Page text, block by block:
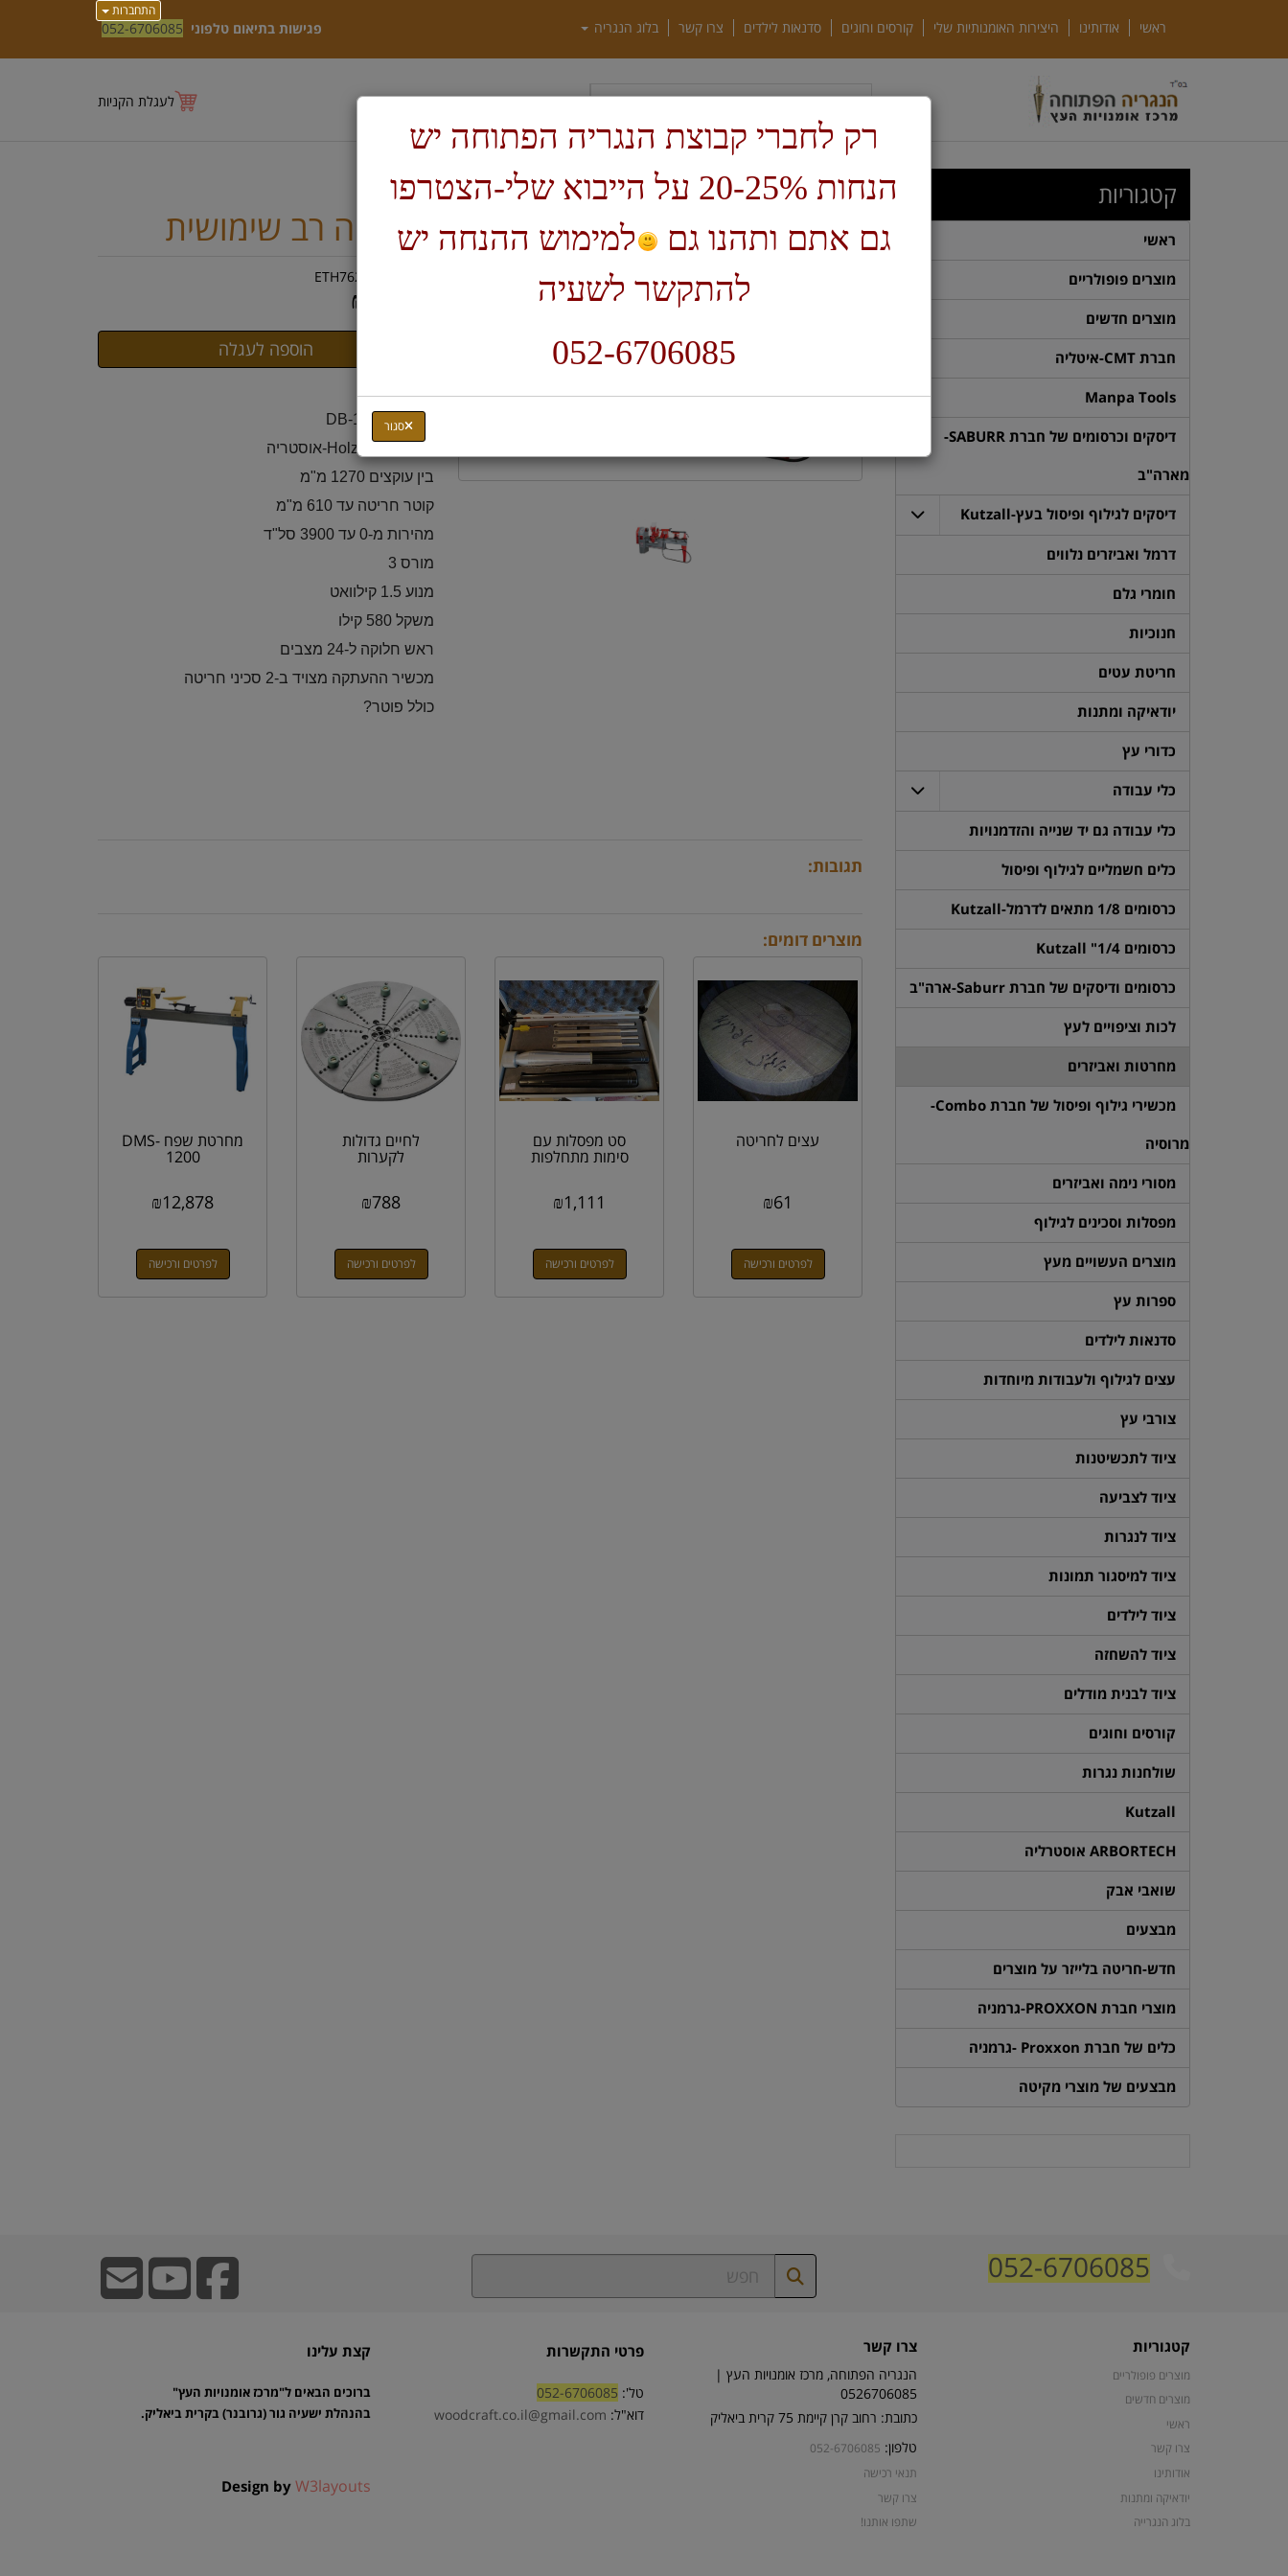
התחברות
ראשי אודותינו היצירות האומנותיות שלי קורסים וחוגים סדנאות לילדים צרו קשר בלוג הנגריה פגישות בתיאום טלפוני 052-6706085
חיפוש לעגלת הקניות
דף בית מחרטות ואביזרים
מחרטה רב שימושית
ETH7620ZVE
₪
מודל DB-1222p
בין עוקצים 1270 מ"מ
קוטר חריטה עד 610 מ"מ
מהירות מ-0 עד 3900 סל"ד
מורס 3
מנוע 1.5 קילוואט
משקל 580 קילו
ראש חלוקה ל-24 מצבים
מכשיר ההעתקה מצויד ב-2 סכיני חריטה
כולל פוטר?
תגובות:
מוצרים דומים:
עצים לחריטה
₪61
לפרטים ורכישה
סט מפסלות עם
סימות מתחלפות
₪1,111
לפרטים ורכישה
לחיים גדולות
לקערות
₪788
לפרטים ורכישה
מחרטת שפח DMS-
1200
₪12,878
לפרטים ורכישה
קטגוריות
ראשי
מוצרים פופולריים
מוצרים חדשים
חברת CMT-איטליה
Manpa Tools
דיסקים וכרסומים של חברת SABURR-
מארה"ב
דיסקים לגילוף ופיסול בעץ-Kutzall
דרמל ואביזרים נלווים
חומרי גלם
חנוכיות
חריטת עטים
יודאיקה ומתנות
כדורי עץ
כלי עבודה
כלי עבודה גם יד שנייה והזדמנויות
כלים חשמליים לגילוף ופיסול
כרסומים 1/8 מתאים לדרמל-Kutzall
כרסומים 1/4" Kutzall
כרסומים ודיסקים של חברת Saburr-ארה"ב
לכות וציפויים לעץ
מחרטות ואביזרים
מכשירי גילוף ופיסול של חברת Combo-
מרוסיה
מסורי נימה ואביזרים
מפסלות וסכינים לגילוף
מוצרים העשויים מעץ
ספרות עץ
סדנאות לילדים
עצים לגילוף ולעבודות מיוחדות
צורבי עץ
ציוד לתכשיטנות
ציוד לצביעה
ציוד לנגרות
ציוד למיסגור תמונות
ציוד לילדים
ציוד להשחזה
ציוד לבנית מודלים
קורסים וחוגים
שולחנות נגרות
Kutzall
ARBORTECH אוסטרליה
שואבי אבק
מבצעים
חדש-חריטה בלייזר על מוצרים
מוצרי חברת PROXXON-גרמניה
כלים של חברת Proxxon -גרמניה
מבצעים של מוצרי מקיטה
052-6706085
קטגוריות
מוצרים פופולריים
מוצרים חדשים
ראשי
צרו קשר
אודותינו
יודאיקה ומתנות
בלוג הנגרייה
צרו קשר
הנגריה הפתוחה, מרכז אומנויות העץ |
0526706085
כתובת: רחוב קרן קיימת 75 קרית ביאליק
טלפון: 052-6706085
תנאי רכישה
צרו קשר
שתפו אותנו!
פרטי התקשרות
טל': 052-6706085
דוא"ל: woodcraft.co.il@gmail.com
קצת עלינו
ברוכים הבאים ל"מרכז אומנויות העץ"
בהנהלת ישעיה גור (גרובנר) בקרית ביאליק.
Design by W3layouts
רק לחברי קבוצת הנגריה הפתוחה יש
הנחות 20-25% על הייבוא שלי-הצטרפו
גם אתם ותהנו גם
למימוש ההנחה יש
להתקשר לשעיה
052-6706085
סגור